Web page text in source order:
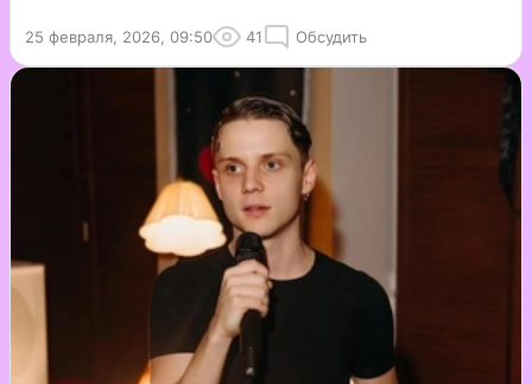
25 февраля, 2026, 09:50 41 Обсудить